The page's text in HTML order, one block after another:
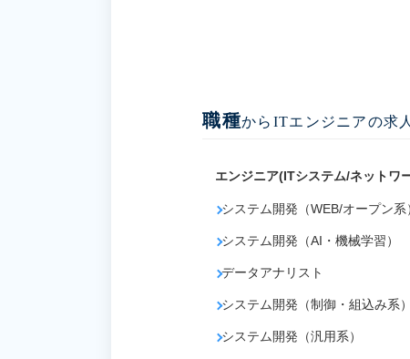
職種からITエンジニアの求
エンジニア(ITシステム/ネットワ
システム開発（WEB/オープン系
システム開発（AI・機械学習）
データアナリスト
システム開発（制御・組込み系）
システム開発（汎用系）